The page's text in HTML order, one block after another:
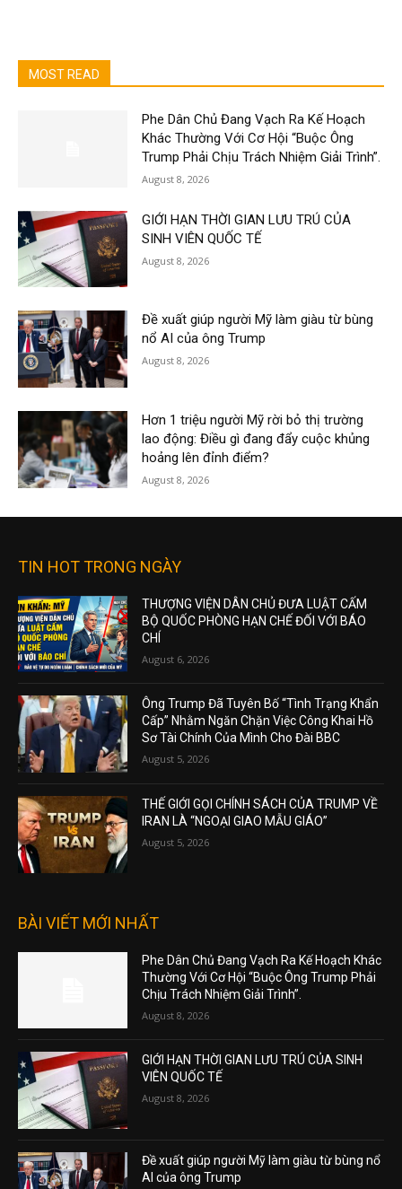
MOST READ
Phe Dân Chủ Đang Vạch Ra Kế Hoạch
Khác Thường Với Cơ Hội “Buộc Ông
Trump Phải Chịu Trách Nhiệm Giải Trình”.
August 8, 2026
GIỚI HẠN THỜI GIAN LƯU TRÚ CỦA
SINH VIÊN QUỐC TẾ
August 8, 2026
Đề xuất giúp người Mỹ làm giàu từ bùng
nổ AI của ông Trump
August 8, 2026
Hơn 1 triệu người Mỹ rời bỏ thị trường
lao động: Điều gì đang đẩy cuộc khủng
hoảng lên đỉnh điểm?
August 8, 2026
TIN HOT TRONG NGÀY
THƯỢNG VIỆN DÂN CHỦ ĐƯA LUẬT CẤM
BỘ QUỐC PHÒNG HẠN CHẾ ĐỐI VỚI BÁO
CHÍ
August 6, 2026
Ông Trump Đã Tuyên Bố “Tình Trạng Khẩn
Cấp” Nhằm Ngăn Chặn Việc Công Khai Hồ
Sơ Tài Chính Của Mình Cho Đài BBC
August 5, 2026
THẾ GIỚI GỌI CHÍNH SÁCH CỦA TRUMP VỀ
IRAN LÀ “NGOẠI GIAO MẪU GIÁO”
August 5, 2026
BÀI VIẾT MỚI NHẤT
Phe Dân Chủ Đang Vạch Ra Kế Hoạch Khác
Thường Với Cơ Hội “Buộc Ông Trump Phải
Chịu Trách Nhiệm Giải Trình”.
August 8, 2026
GIỚI HẠN THỜI GIAN LƯU TRÚ CỦA SINH
VIÊN QUỐC TẾ
August 8, 2026
Đề xuất giúp người Mỹ làm giàu từ bùng nổ
AI của ông Trump